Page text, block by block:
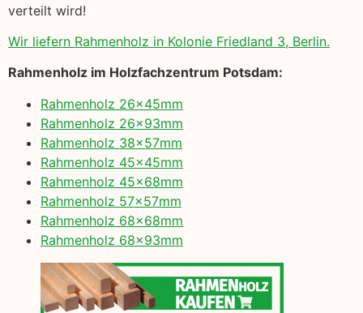
verteilt wird!
Wir liefern Rahmenholz in Kolonie Friedland 3, Berlin.
Rahmenholz im Holzfachzentrum Potsdam:
Rahmenholz 26x45mm
Rahmenholz 26x93mm
Rahmenholz 38x57mm
Rahmenholz 45x45mm
Rahmenholz 45x68mm
Rahmenholz 57x57mm
Rahmenholz 68x68mm
Rahmenholz 68x93mm